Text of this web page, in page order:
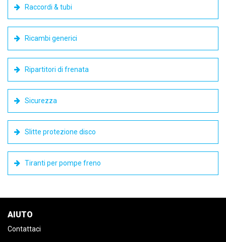
Raccordi & tubi
Ricambi generici
Ripartitori di frenata
Sicurezza
Slitte protezione disco
Tiranti per pompe freno
AIUTO
Contattaci